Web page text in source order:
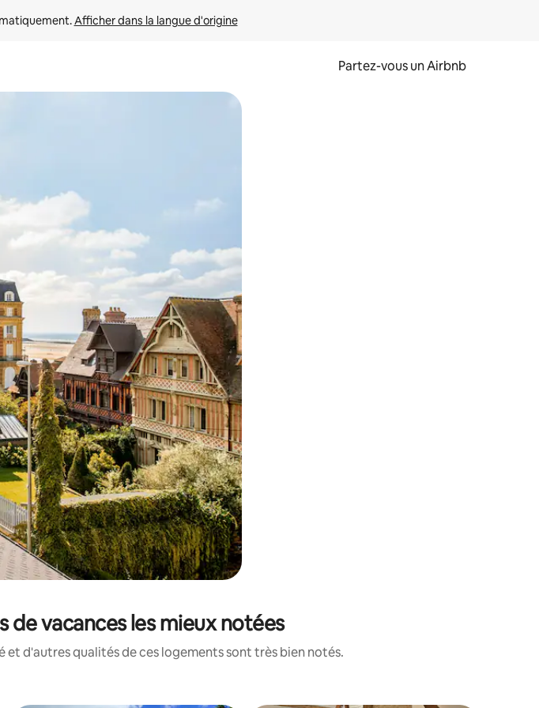
Afficher dans la langue d'origine
Partez-vous un Airbnb
le bas, ou en appuyant dessus et en les faisant glisser.
de vacances les mieux notées
d'autres qualités de ces logements sont très bien notés.